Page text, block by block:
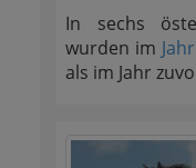
In sechs
wurden im
als im Jahr